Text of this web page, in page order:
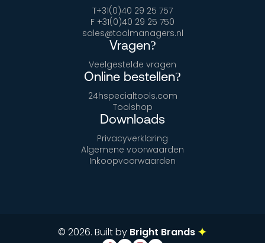
T+31(0)40 29 25 757
F +31(0)40 29 25 750
sales@toolmanagers.nl
Vragen?
Veelgestelde vragen
Online bestellen?
24hspecialtools.com
Toolshop
Downloads
Privacyverklaring
Algemene voorwaarden
Inkoopvoorwaarden
© 2026. Built by Bright Brands